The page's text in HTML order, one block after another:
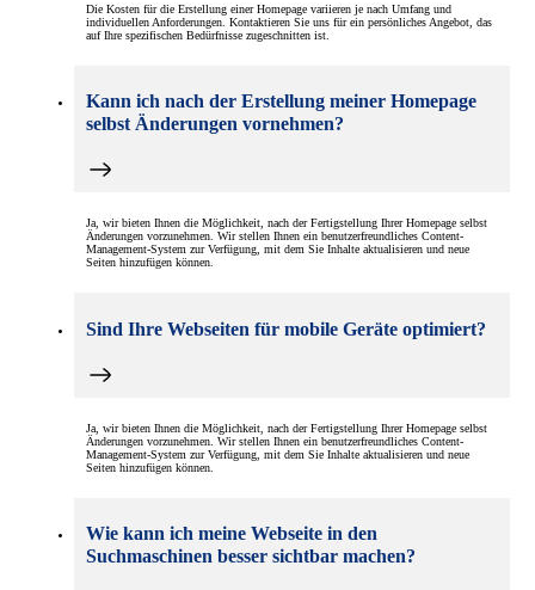
Die Kosten für die Erstellung einer Homepage variieren je nach Umfang und
individuellen Anforderungen. Kontaktieren Sie uns für ein persönliches Angebot, das
auf Ihre spezifischen Bedürfnisse zugeschnitten ist.
Kann ich nach der Erstellung meiner Homepage
selbst Änderungen vornehmen?
Ja, wir bieten Ihnen die Möglichkeit, nach der Fertigstellung Ihrer Homepage selbst
Änderungen vorzunehmen. Wir stellen Ihnen ein benutzerfreundliches Content-
Management-System zur Verfügung, mit dem Sie Inhalte aktualisieren und neue
Seiten hinzufügen können.
Sind Ihre Webseiten für mobile Geräte optimiert?
Ja, wir bieten Ihnen die Möglichkeit, nach der Fertigstellung Ihrer Homepage selbst
Änderungen vorzunehmen. Wir stellen Ihnen ein benutzerfreundliches Content-
Management-System zur Verfügung, mit dem Sie Inhalte aktualisieren und neue
Seiten hinzufügen können.
Wie kann ich meine Webseite in den
Suchmaschinen besser sichtbar machen?